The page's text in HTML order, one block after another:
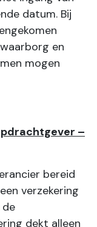
datum. Bij
en
mogen
–
bereid
verzekering
dekt alleen